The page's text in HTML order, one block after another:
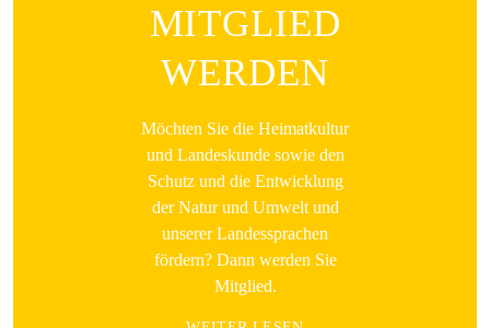
MITGLIED
WERDEN
Möchten Sie die Heimatkultur
und Landeskunde sowie den
Schutz und die Entwicklung
der Natur und Umwelt und
unserer Landessprachen
fördern? Dann werden Sie
Mitglied.